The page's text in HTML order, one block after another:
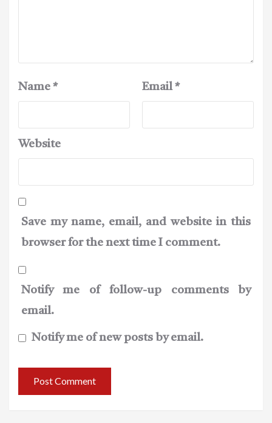
Name * Email*
Website
Save my name, email, and website in this
browser for the next time I comment.
Notify me of follow-up comments by
email.
Notify me of new posts by email.